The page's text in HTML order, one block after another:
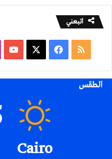
اتبعني
ملخص
الموقع
فيسبوك
الطقس
Cairo